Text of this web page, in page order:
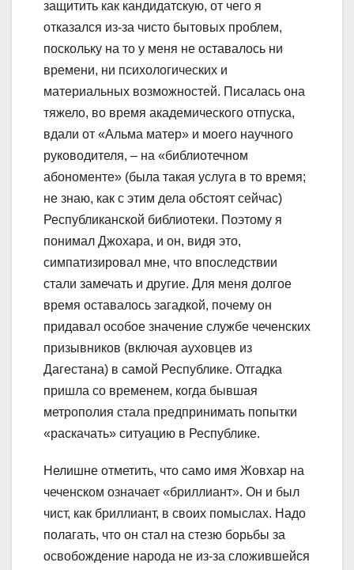
защитить как кандидатскую, от чего я
отказался из-за чисто бытовых проблем,
поскольку на то у меня не оставалось ни
времени, ни психологических и
материальных возможностей. Писалась она
тяжело, во время академического отпуска,
вдали от «Альма матер» и моего научного
руководителя, – на «библиотечном
абономенте» (была такая услуга в то время;
не знаю, как с этим дела обстоят сейчас)
Республиканской библиотеки. Поэтому я
понимал Джохара, и он, видя это,
симпатизировал мне, что впоследствии
стали замечать и другие. Для меня долгое
время оставалось загадкой, почему он
придавал особое значение службе чеченских
призывников (включая ауховцев из
Дагестана) в самой Республике. Отгадка
пришла со временем, когда бывшая
метрополия стала предпринимать попытки
«раскачать» ситуацию в Республике.
Нелишне отметить, что само имя Жовхар на
чеченском означает «бриллиант». Он и был
чист, как бриллиант, в своих помыслах. Надо
полагать, что он стал на стезю борьбы за
освобождение народа не из-за сложившейся